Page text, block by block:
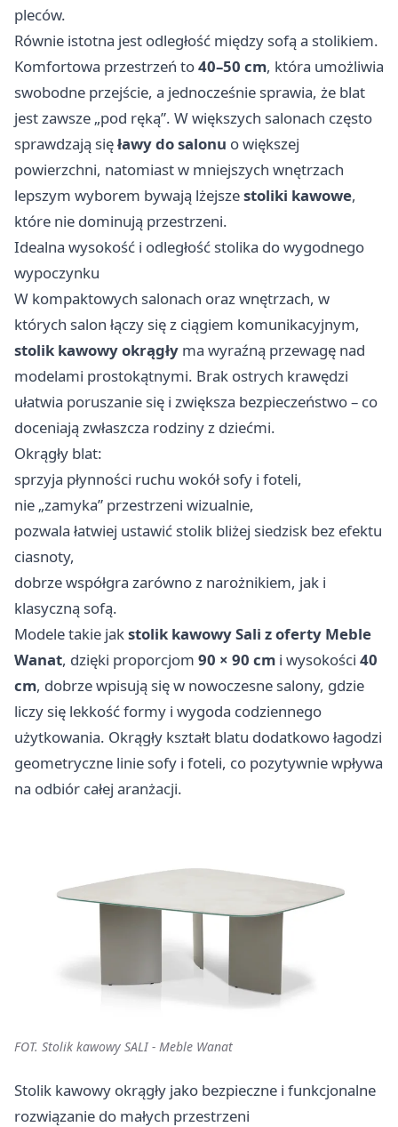
pleców.
Równie istotna jest odległość między sofą a stolikiem.
Komfortowa przestrzeń to40–50 cm, która umożliwia
swobodne przejście, a jednocześnie sprawia, że blat
jest zawsze „pod ręką”. W większych salonach często
sprawdzają sięławy do salonu o większej
powierzchni, natomiast w mniejszych wnętrzach
lepszym wyborem bywają lżejszestoliki kawowe,
które nie dominują przestrzeni.
Idealna wysokość i odległość stolika do wygodnego
wypoczynku
W kompaktowych salonach oraz wnętrzach, w
których salon łączy się z ciągiem komunikacyjnym,
stolik kawowy okrągły ma wyraźną przewagę nad
modelami prostokątnymi. Brak ostrych krawędzi
ułatwia poruszanie się i zwiększa bezpieczeństwo – co
doceniają zwłaszcza rodziny z dziećmi.
Okrągły blat:
sprzyja płynności ruchu wokół sofy i foteli,
nie „zamyka” przestrzeni wizualnie,
pozwala łatwiej ustawić stolik bliżej siedzisk bez efektu
ciasnoty,
dobrze współgra zarówno z narożnikiem, jak i
klasyczną sofą.
Modele takie jakstolik kawowy Sali z oferty Meble
Wanat, dzięki proporcjom 90 × 90 cm i wysokości 40
cm, dobrze wpisują się w nowoczesne salony, gdzie
liczy się lekkość formy i wygoda codziennego
użytkowania. Okrągły kształt blatu dodatkowo łagodzi
geometryczne linie sofy i foteli, co pozytywnie wpływa
na odbiór całej aranżacji.
FOT. Stolik kawowy SALI - Meble Wanat
Stolik kawowy okrągły jako bezpieczne i funkcjonalne
rozwiązanie do małych przestrzeni